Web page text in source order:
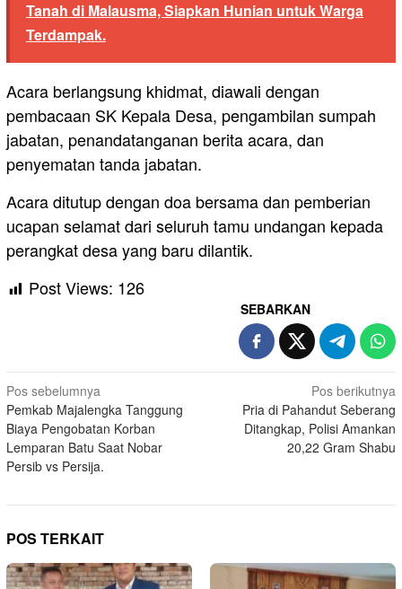
Tanah di Malausma, Siapkan Hunian untuk Warga
Terdampak.
Acara berlangsung khidmat, diawali dengan
pembacaan SK Kepala Desa, pengambilan sumpah
jabatan, penandatanganan berita acara, dan
penyematan tanda jabatan.
Acara ditutup dengan doa bersama dan pemberian
ucapan selamat dari seluruh tamu undangan kepada
perangkat desa yang baru dilantik.
Post Views: 126
SEBARKAN
Navigasi
pos
Pos sebelumnya
Pemkab Majalengka Tanggung
Biaya Pengobatan Korban
Lemparan Batu Saat Nobar
Persib vs Persija.
Pos berikutnya
Pria di Pahandut Seberang
Ditangkap, Polisi Amankan
20,22 Gram Shabu
POS TERKAIT